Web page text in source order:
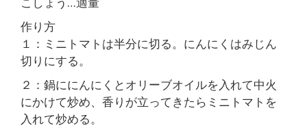
作り方
１：ミニトマトは半分に切る。にんにくはみじん
切りにする。
２：鍋ににんにくとオリーブオイルを入れて中火
にかけて炒め、香りが立ってきたらミニトマトを
入れて炒める。